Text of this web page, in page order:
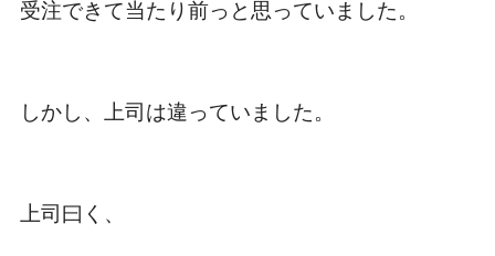
受注できて当たり前っと思っていました。
しかし、上司は違っていました。
上司曰く、